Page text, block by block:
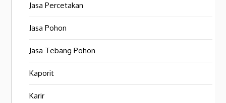
Jasa Percetakan
Jasa Pohon
Jasa Tebang Pohon
Kaporit
Karir